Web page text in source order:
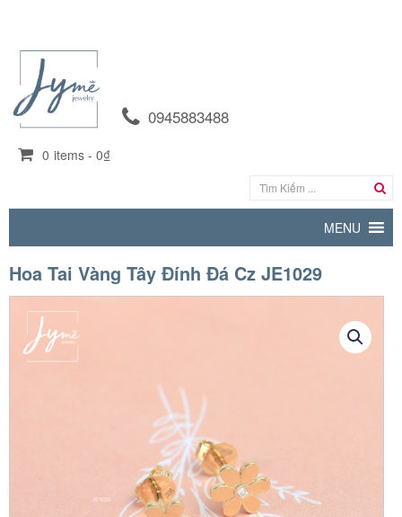
0945883488
0 items - 0₫
MENU
Hoa Tai Vàng Tây Đính Đá Cz JE1029